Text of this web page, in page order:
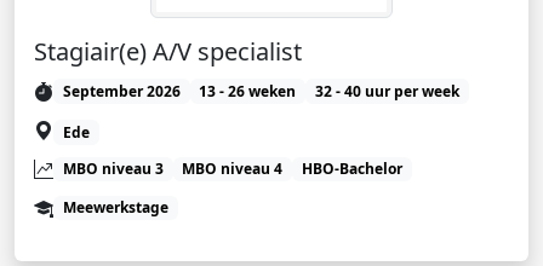
Stagiair(e) A/V specialist
September 2026 13 - 26 weken
32 - 40 uur per week
Ede
MBO niveau 3
MBO niveau 4
HBO-Bachelor
Meewerkstage